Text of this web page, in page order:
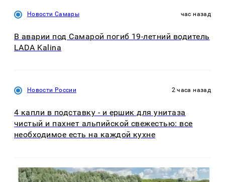
Новости Самары час назад
В аварии под Самарой погиб 19-летний водитель
LADA Kalina
Новости России 2 часа назад
4 капли в подставку - и ершик для унитаза
чистый и пахнет альпийской свежестью: все
необходимое есть на каждой кухне